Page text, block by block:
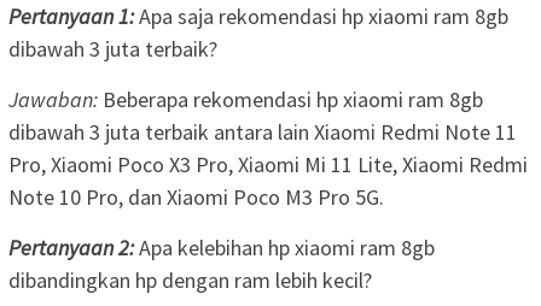
Pertanyaan 1:Apa saja rekomendasi hp xiaomi ram 8gb
dibawah 3 juta terbaik?
Jawaban: Beberapa rekomendasi hp xiaomi ram 8gb
dibawah 3 juta terbaik antara lain Xiaomi Redmi Note 11
Pro, Xiaomi Poco X3 Pro, Xiaomi Mi 11 Lite, Xiaomi Redmi
Note 10 Pro, dan Xiaomi Poco M3 Pro 5G.
Pertanyaan 2:Apa kelebihan hp xiaomi ram 8gb
dibandingkan hp dengan ram lebih kecil?